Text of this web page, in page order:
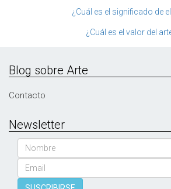
¿Cuál es el significado de
¿Cuál es el valor del
Blog sobre Arte
Contacto
Newsletter
Nombre
Email